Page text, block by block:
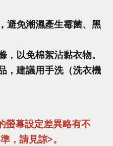
避免潮濕產生霉菌、黑
以免棉絮沾黏衣物。
，建議用手洗（洗衣機
螢幕設定差異略有不
，請見諒>。